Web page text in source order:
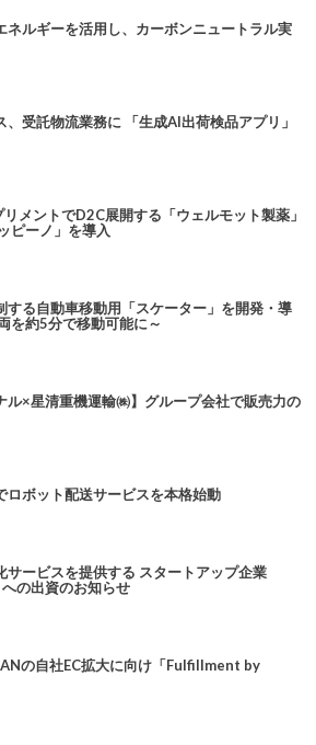
ネルギーを活用し、カーボンニュートラル実
受託物流業務に 「生成AI出荷検品アプリ」
メントでD2C展開する「ウェルモット製薬」
ピーノ」を導入
する自動車移動用「スケーター」を開発・導
を約5分で移動可能に～
ル×星清重機運輸㈱】グループ会社で販売力の
ロボット配送サービスを本格始動
サービスを提供する スタートアップ企業
の出資のお知らせ
の自社EC拡大に向け「Fulfillment by